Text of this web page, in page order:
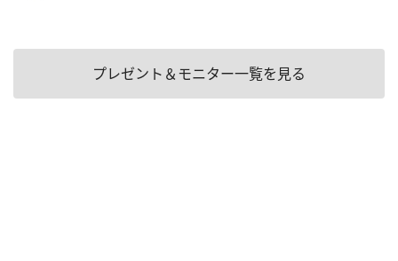
プレゼント＆モニター一覧を見る